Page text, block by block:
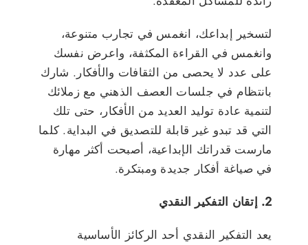
لتسخير إبداعك، انغمس في تجارب متنوعة،
وانغمس في القراءة المكثفة، واعرض نفسك
على عدد لا يحصى من الثقافات والأفكار. شارك
بانتظام في جلسات العصف الذهني مع زملائك
لتنمية عادة توليد العديد من الأفكار، حتى تلك
التي قد تبدو غير قابلة للتصديق في البداية. كلما
مارست قدراتك الإبداعية، أصبحت أكثر مهارة
في صياغة أفكار جديدة ومبتكرة.
2. إتقان التفكير النقدي
يعد التفكير النقدي أحد الركائز الأساسية